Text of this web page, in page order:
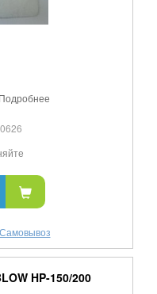
Подробнее
Самовывоз
HP-150/200